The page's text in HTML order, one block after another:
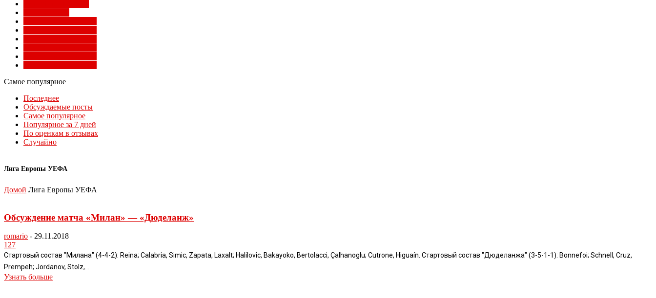
Самое популярное
Последнее
Обсуждаемые посты
Самое популярное
Популярное за 7 дней
По оценкам в отзывах
Случайно
Лига Европы УЕФА
Домой Лига Европы УЕФА
Обсуждение матча «Милан» — «Дюделанж»
romario - 29.11.2018
127
Стартовый состав "Милана" (4-4-2): Reina; Calabria, Simic, Zapata, Laxalt; Halilovic, Bakayoko, Bertolacci, Çalhanoglu; Cutrone, Higuaín. Стартовый состав "Дюделанжа" (3-5-1-1): Bonnefoi; Schnell, Cruz,
Prempeh; Jordanov, Stolz,...
Узнать больше